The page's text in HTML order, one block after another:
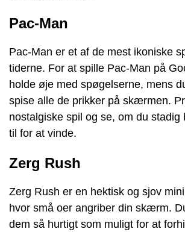
Pac-Man
Pac-Man er et af de mest ikoniske
tiderne. For at spille Pac-Man på
holde øje med spøgelserne, mens
spise alle de prikker på skærmen.
nostalgiske spil og se, om du stadig
til for at vinde.
Zerg Rush
Zerg Rush er en hektisk og sjov
hvor små oer angriber din skærm.
dem så hurtigt som muligt for at